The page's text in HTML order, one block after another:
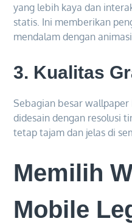
yang lebih kaya dan
statis. Ini memberikan
mendalam dengan
3. Kualitas
Sebagian besar
didesain dengan resolusi
tetap tajam dan jelas di
Memilih
Mobile